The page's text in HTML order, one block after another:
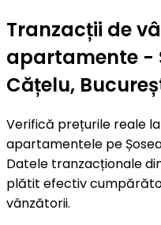
Tranzacții de
apartamente -
Cățelu,
Verifică prețurile reale
apartamentele pe
Datele tranzacționale
plătit efectiv
vânzătorii.